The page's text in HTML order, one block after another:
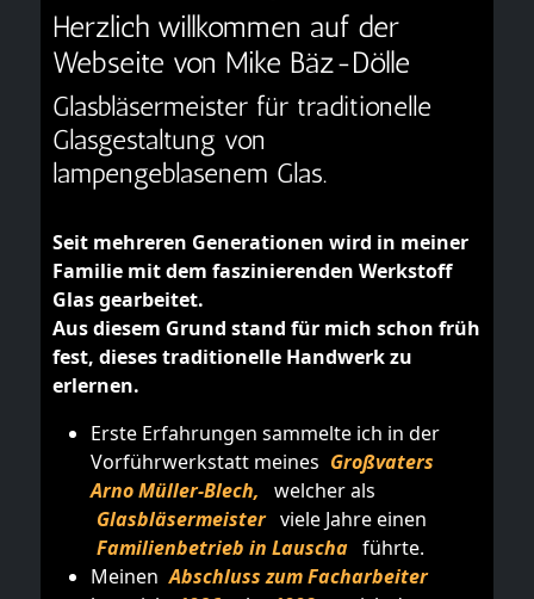
Herzlich willkommen auf der
Webseite von Mike Bäz-Dölle
Glasbläsermeister für traditionelle
Glasgestaltung von
lampengeblasenem Glas.
Seit mehreren Generationen wird in meiner
Familie mit dem faszinierenden Werkstoff
Glas gearbeitet.
Aus diesem Grund stand für mich schon früh
fest, dieses traditionelle Handwerk zu
erlernen.
Erste Erfahrungen sammelte ich in der
Vorführwerkstatt meines Großvaters
Arno Müller-Blech,
welcher als
Glasbläsermeister viele Jahre einen
Familienbetrieb in Lauscha führte.
Meinen Abschluss zum Facharbeiter